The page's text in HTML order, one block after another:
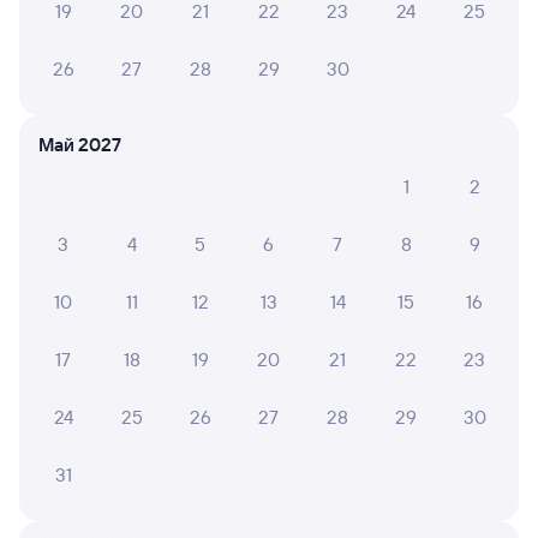
6 причин купить ж/д билеты
Онлайн-покупка за 4 минуты
Выбор любимых мест на схемах вагонов
Частые вопросы
19 20 21 22 23 24 25
26 27 28 29 30
Май 2027
1
2
3 4 5 6 7 8 9
10 11 12 13 14 15 16
17 18 19 20 21 22 23
24 25 26 27 28 29 30
31